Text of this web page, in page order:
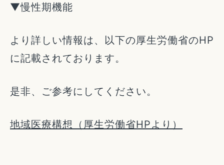
▼慢性期機能
より詳しい情報は、以下の厚生労働省のHP
に記載されております。
是非、ご参考にしてください。
地域医療構想（厚生労働省HPより）